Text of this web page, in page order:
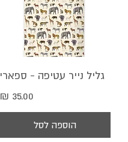
גליל נייר עטיפה - ספארי
מחיר
הוספה לסל